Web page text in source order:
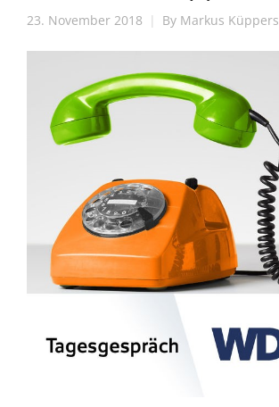
23. November 2018 By Markus Küppers